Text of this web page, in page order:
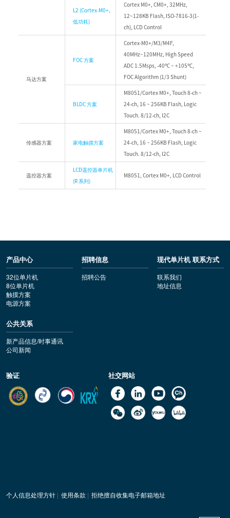
L2 (Cortex-M0+,
低功耗)
Cortex M0+, CM0+, 32MHz,
12~128KB Flash, ISO-7816-3(1-
ch), LCD Control
马达方案
FOC 方案
Cortex-M0+/M3/M4F,
40MHz~120MHz, High Speed
ADC 1.5Msps, -40℃ ~ +105℃,
FOC Algorithm (1/3 Shunt)
BLDC 方案
M8051/Cortex M0+, Touch 8-ch ~
24-ch, 16 ~ 256KB Flash, Logic
Touch. 8/12-ch, I2C
传感器方案 家电触摸方案
M8051/Cortex M0+, Touch 8-ch ~
24-ch, 16 ~ 256KB Flash, Logic
Touch. 8/12-ch, I2C
遥控器方案
LCD遥控器单片机
(R 系列)
M8051, Cortex M0+, LCD Control
产品中心
32位单片机
8位单片机
触摸方案
电源方案
招聘信息
招聘公告
现代单片机 联系方式
联系我们
地址信息
公共关系
新产品信息/时事通讯
公司新闻
验证 社交网站
个人信息处理方针| 使用条款 | 拒绝擅自收集电子邮箱地址